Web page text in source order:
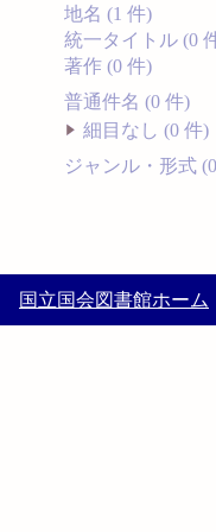
地名 (1 件)
統一タイトル (0
著作 (0 件)
普通件名 (0 件)
細目なし (0 件)
ジャンル・形式
国立国会図書館ホーム